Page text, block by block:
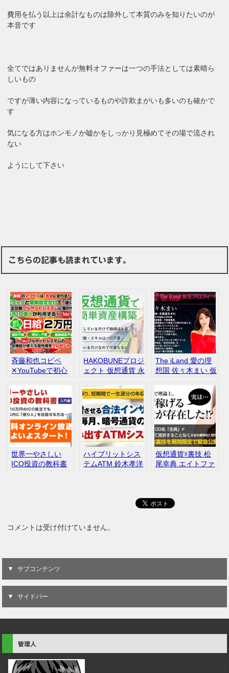
費用を払う以上は余計なものは除外して本質のみを知りたいのが
本音です
全てではありませんが無料オファーは一つの手法としては素晴ら
しいもの
ですが薄い内容になっているものや詐欺まがいも多いのも確かで
す
気になる方はホンモノか嘘かをしっかり見極めてその場で流され
ない
ようにして下さい
こちらの記事も読まれています。
斉藤和也コピペ
✕YouTubeで初心
HAKOBUNEプロジ
ェクト 仮想通貨 永
レビュー
The iLand 愛の理
想国 佐々木まい 仮
世界一やさしい
ICO投資の教科書
ハイブリットシス
テムATM 鈴木孝洋
仮想通貨☓裏技 松
尾幸典 エイトファ
コメントは受け付けていません。
サブコンテンツ
サイドバー
管理人